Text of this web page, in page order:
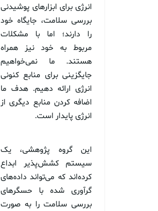
انرژی برای ابزارهای پوشیدنی
بررسی سلامت، جایگاه خود
را دارند؛ اما با مشکلات
مربوط به خود نیز همراه
هستند. ما نمی‌خواهیم
جایگزینی برای منابع کنونی
انرژی ارائه دهیم. هدف ما
اضافه کردن منابع دیگری از
انرژی پایدار است.
این گروه پژوهشی، یک
سیستم کشش‌پذیر ابداع
کرده‌اند که می‌تواند داده‌های
گرآوری شده با حسگرهای
بررسی سلامت را به صورت